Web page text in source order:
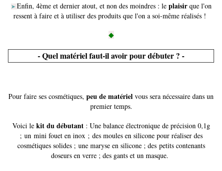
➤ Enfin, 4ème et dernier atout, et non des moindres : le plaisirque l'on
ressent à faire et à utiliser des produits que l'on a soi-même réalisés !
◆
- Quel matériel faut-il avoir pour débuter ? -
Pour faire ses cosmétiques, peu de matériel vous sera nécessaire dans un
premier temps.
Voici le kit du débutant: Une balance électronique de précision 0,1g
; un mini fouet en inox ; des moules en silicone pour réaliser des
cosmétiques solides ; une maryse en silicone ; des petits contenants
doseurs en verre ; des gants et un masque.